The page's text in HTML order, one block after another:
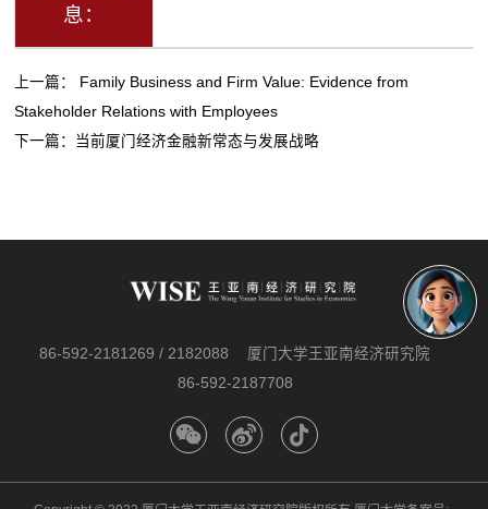
息：
上一篇：
Family Business and Firm Value: Evidence from
Stakeholder Relations with Employees
下一篇： 当前厦门经济金融新常态与发展战略
86-592-2181269 / 2182088
厦门大学王亚南经济研究院
86-592-2187708